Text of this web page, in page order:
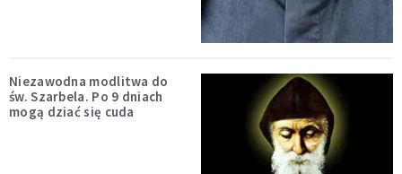
Niezawodna modlitwa do
św. Szarbela. Po 9 dniach
mogą dziać się cuda